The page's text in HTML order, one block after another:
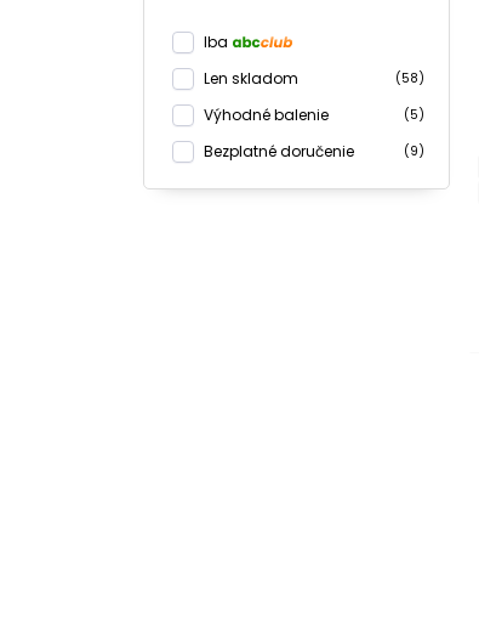
Iba
Len skladom
(58)
Výhodné balenie (5)
Bezplatné doručenie (9)